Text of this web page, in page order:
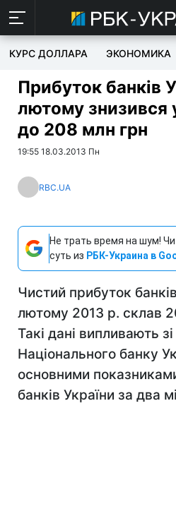
КУРС ДОЛЛАРА ЭКОНОМИКА
Прибуток банків
лютому знизився
до 208 млн грн
19:55 18.03.2013 Пн
RBC.UA
Не трать время на шум!
суть из РБК-Украина в
Чистий прибуток
лютому 2013 р. склав
Такі дані випливають зі
Національного банку
основними
банків України за два